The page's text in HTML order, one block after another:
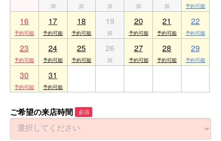
16 17 18 19 20 21 22
23 24 25 26 27 28 29
30 31
ご希望の来店時間 必須